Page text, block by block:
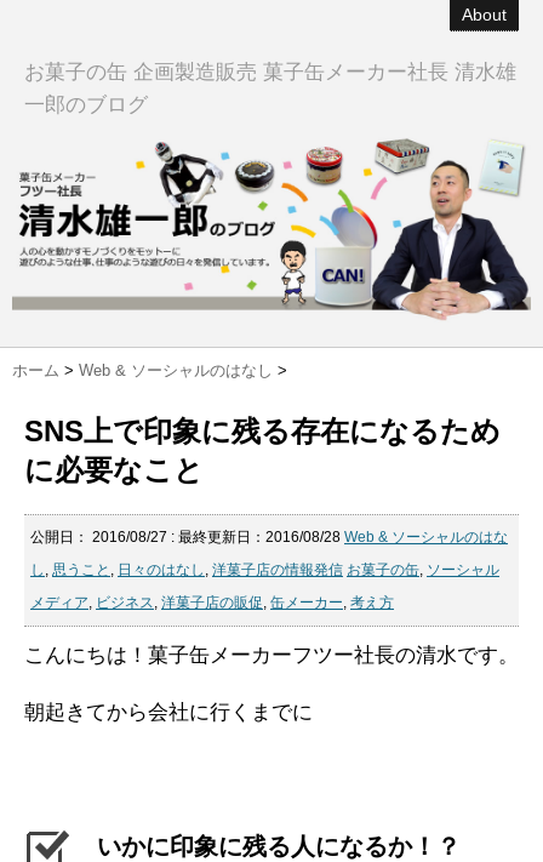
About
お菓子の缶 企画製造販売 菓子缶メーカー社長 清水雄
一郎のブログ
ホーム > Web & ソーシャルのはなし >
SNS上で印象に残る存在になるため
に必要なこと
公開日： 2016/08/27 : 最終更新日：2016/08/28 Web & ソーシャルのはな
し , 思うこと , 日々のはなし , 洋菓子店の情報発信 お菓子の缶, ソーシャル
メディア, ビジネス, 洋菓子店の販促, 缶メーカー, 考え方
こんにちは！菓子缶メーカーフツー社長の清水です。
朝起きてから会社に行くまでに
いかに印象に残る人になるか！？